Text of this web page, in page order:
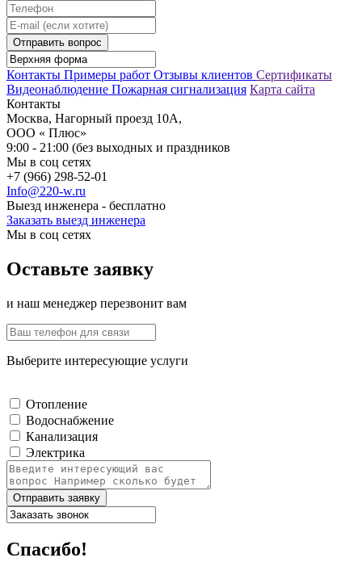
Отправить вопрос
Контакты Примеры работ Отзывы клиентов Сертификаты
Видеонаблюдение Пожарная сигнализация Карта сайта
Контакты
Москва, Нагорный проезд 10А,
ООО « Плюс»
9:00 - 21:00 (без выходных и праздников
Мы в соц сетях
+7 (966) 298-52-01
Info@220-w.ru
Выезд инженера - бесплатно
Заказать выезд инженера
Мы в соц сетях
Оставьте заявку
и наш менеджер перезвонит вам
Выберите интересующие услуги
Отопление
Водоснабжение
Канализация
Электрика
Отправить заявку
Спасибо!